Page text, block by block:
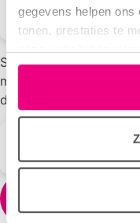
gegevens helpen ons
tonen, prestaties te
onze
moment wijzigen of
linksonder elke
in het tabblad “details”.
E-mailadres
Sta jij ervoor open om
melding? Vermeld dan
dan evt. vrijblijvend